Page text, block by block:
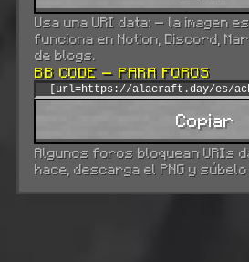
Usa una URI data: — la imagen
funciona en Notion, Discord,
de blogs.
BB CODE — PARA FOROS
Copiar
Algunos foros bloquean URIs
hace, descarga el PNG y